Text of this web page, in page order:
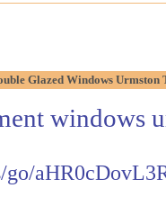
Glazed Windows
windows
go/